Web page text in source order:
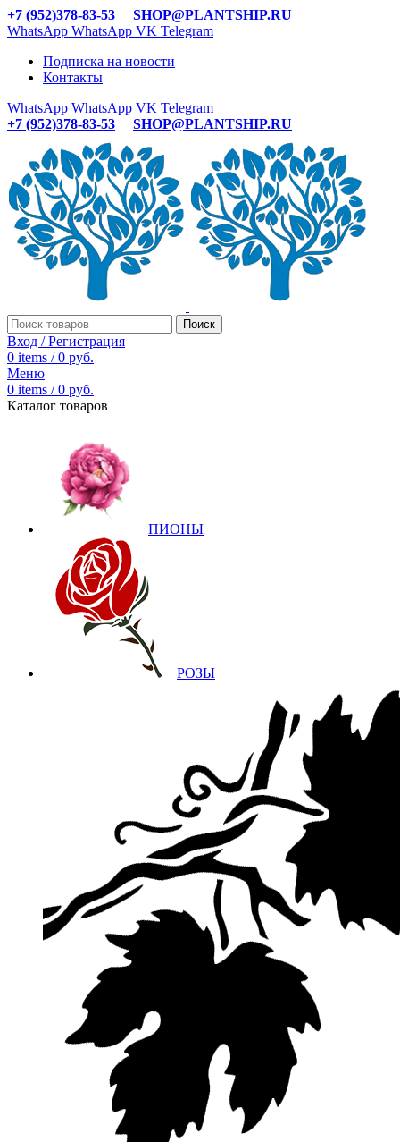
+7 (952)378-83-53
SHOP@PLANTSHIP.RU
WhatsApp WhatsApp VK Telegram
Подписка на новости
Контакты
WhatsApp WhatsApp VK Telegram
+7 (952)378-83-53
SHOP@PLANTSHIP.RU
Поиск
Вход / Регистрация
0 items / 0 руб.
Меню
0 items / 0 руб.
Каталог товаров
ПИОНЫ
РОЗЫ